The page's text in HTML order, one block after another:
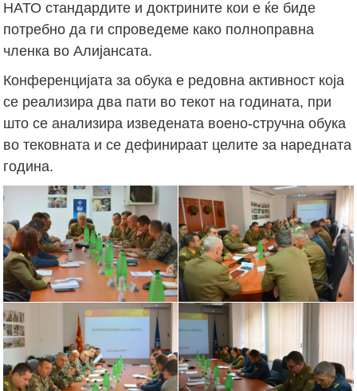
НАТО стандардите и доктрините кои е ќе биде
потребно да ги спроведеме како полноправна
членка во Алијансата.
Конференцијата за обука е редовна активност која
се реализира два пати во текот на годината, при
што се анализира изведената воено-стручна обука
во тековната и се дефинираат целите за наредната
година.